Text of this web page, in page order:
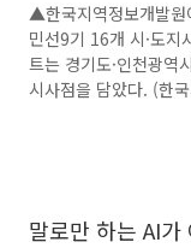
▲한국지역정보개발
민선9기 16개 시·도지
트는 경기도·인천광역
시사점을 담았다. (한
말로만 하는 AI